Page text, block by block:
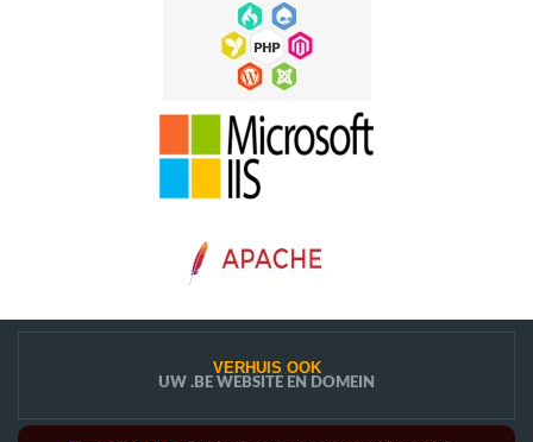
VERHUIS OOK
UW .BE WEBSITE EN DOMEIN